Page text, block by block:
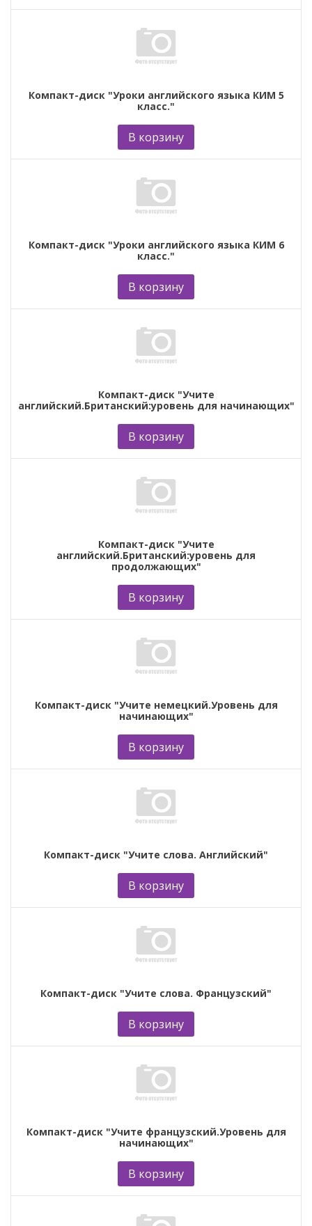
Компакт-диск "Уроки английского языка КИМ 5
класс."
В корзину
Компакт-диск "Уроки английского языка КИМ 6
класс."
В корзину
Компакт-диск "Учите
английский.Британский:уровень для начинающих"
В корзину
Компакт-диск "Учите
английский.Британский:уровень для
продолжающих"
В корзину
Компакт-диск "Учите немецкий.Уровень для
начинающих"
В корзину
Компакт-диск "Учите слова. Английский"
В корзину
Компакт-диск "Учите слова. Французский"
В корзину
Компакт-диск "Учите французский.Уровень для
начинающих"
В корзину